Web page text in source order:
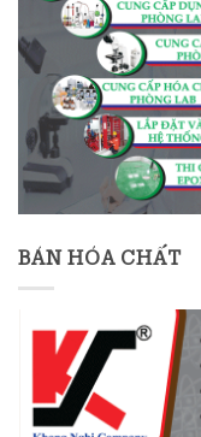
BÁN HÓA CHẤT